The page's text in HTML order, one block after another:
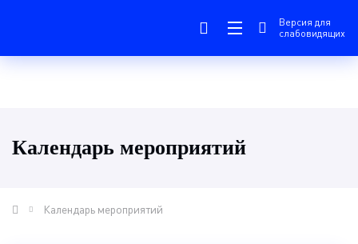
Версия для
слабовидящих
Календарь мероприятий
Календарь мероприятий